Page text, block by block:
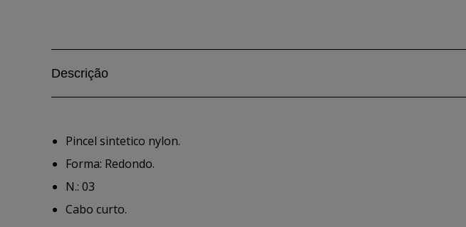
Descrição
Pincel sintetico nylon.
Forma: Redondo.
N.: 03
Cabo curto.